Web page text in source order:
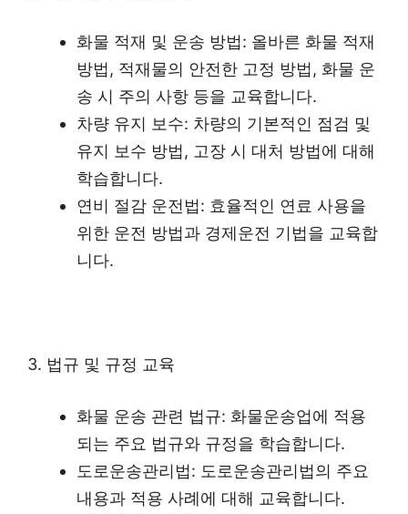
화물 적재 및 운송 방법: 올바른 화물 적재
방법, 적재물의 안전한 고정 방법, 화물 운
송 시 주의 사항 등을 교육합니다.
차량 유지 보수: 차량의 기본적인 점검 및
유지 보수 방법, 고장 시 대처 방법에 대해
학습합니다.
연비 절감 운전법: 효율적인 연료 사용을
위한 운전 방법과 경제운전 기법을 교육합
니다.
3. 법규 및 규정 교육
화물 운송 관련 법규: 화물운송업에 적용
되는 주요 법규와 규정을 학습합니다.
도로운송관리법: 도로운송관리법의 주요
내용과 적용 사례에 대해 교육합니다.